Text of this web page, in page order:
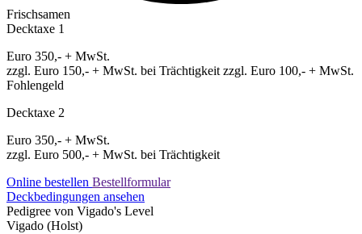
Frischsamen
Decktaxe 1
Euro 350,- + MwSt.
zzgl. Euro 150,- + MwSt. bei Trächtigkeit zzgl. Euro 100,- + MwSt.
Fohlengeld
Decktaxe 2
Euro 350,- + MwSt.
zzgl. Euro 500,- + MwSt. bei Trächtigkeit
Online bestellen Bestellformular
Deckbedingungen ansehen
Pedigree von Vigado's Level
Vigado (Holst)